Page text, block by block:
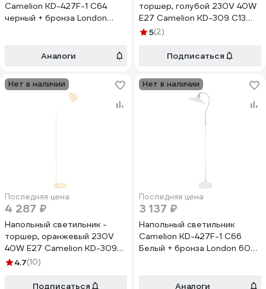
Camelion KD-427F-1 C64
черный + бронза London
Аналоги
торшер, голубой 230V 40W
E27 Camelion KD-309 C13
11487
5(2)
Подписаться
Нет в наличии
Последняя цена
4 287 ₽
Напольный светильник -
торшер, оранжевый 230V
40W E27 Camelion KD-309
C11 11486
4.7(10)
Подписаться
Нет в наличии
Последняя цена
3 137 ₽
Напольный светильник
Camelion KD-427F-1 С66
Белый + бронза London 60Вт
Аналоги